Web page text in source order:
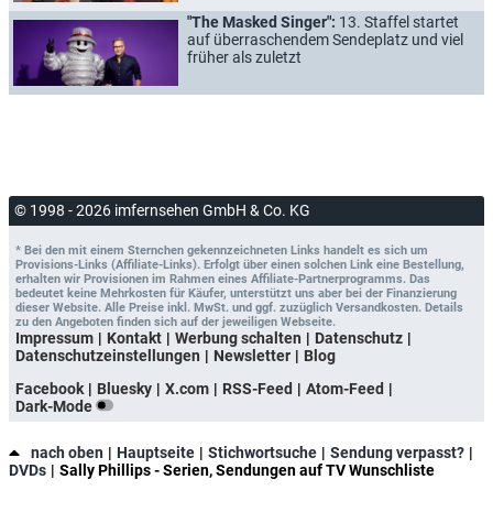
"The Masked Singer": 13. Staffel startet
auf überraschendem Sendeplatz und viel
früher als zuletzt
© 1998 - 2026 imfernsehen GmbH & Co. KG
* Bei den mit einem Sternchen gekennzeichneten Links handelt es sich um
Provisions-Links (Affiliate-Links). Erfolgt über einen solchen Link eine Bestellung,
erhalten wir Provisionen im Rahmen eines Affiliate-Partnerprogramms. Das
bedeutet keine Mehrkosten für Käufer, unterstützt uns aber bei der Finanzierung
dieser Website. Alle Preise inkl. MwSt. und ggf. zuzüglich Versandkosten. Details
zu den Angeboten finden sich auf der jeweiligen Webseite.
Impressum Kontakt Werbung schalten
Datenschutz
Datenschutzeinstellungen
Newsletter
Blog
Facebook
Bluesky X.com RSS-Feed
Atom-Feed
Dark-Mode
nach oben Hauptseite Stichwortsuche
Sendung verpasst?
DVDs
Sally Phillips - Serien, Sendungen auf TV Wunschliste